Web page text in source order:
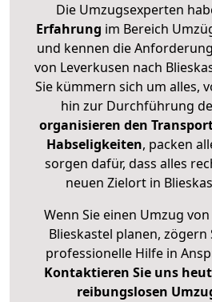
Die Umzugsexperten
Erfahrung im Bereich
und kennen die
von Leverkusen nach
Sie kümmern sich um alles,
hin zur Durchführung
organisieren den
Habseligkeiten, packen
sorgen dafür, dass alles
neuen Zielort in
Wenn Sie einen Umzug
Blieskastel planen, zögern
professionelle Hilfe in
Kontaktieren Sie uns
reibungslosen